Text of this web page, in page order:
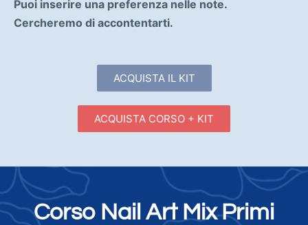
Puoi inserire una preferenza nelle note.
Cercheremo di accontentarti.
ACQUISTA IL KIT
ACQUISTA CORSO + KIT
Corso Nail Art Mix Primi